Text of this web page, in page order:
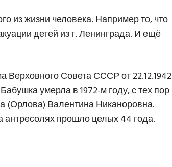
из жизни человека. Например то, что
детей из г. Ленинграда. И ещё
Верховного Совета СССР от 22.12.1942
умерла в 1972-м году, с тех пор
(Орлова) Валентина Никаноровна.
прошло целых 44 года.